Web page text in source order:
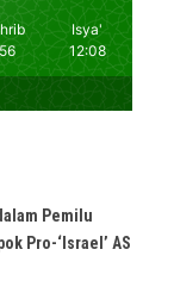
Pemilu
Pro-‘Israel’ AS